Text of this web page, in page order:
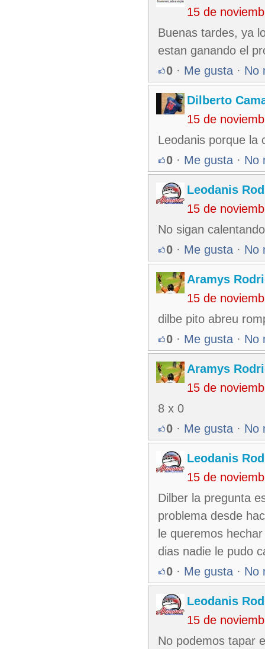
15 de
Buenas tardes, ya
estan ganando el
0 · Me gusta · No
Dilberto
15 de
Leodanis porque la
0 · Me gusta · No
Leodanis
15 de
No sigan
0 · Me gusta · No
Aramys
15 de
dilbe pito abreu
0 · Me gusta · No
Aramys
15 de
8 x 0
0 · Me gusta · No
Leodanis
15 de
Dilber la pregunta
problema desde
le queremos
dias nadie le pudo
0 · Me gusta · No
Leodanis
15 de
No podemos tapar